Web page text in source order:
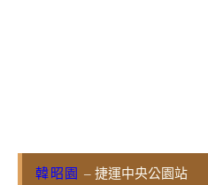
韓昭園 – 捷運中央公園站